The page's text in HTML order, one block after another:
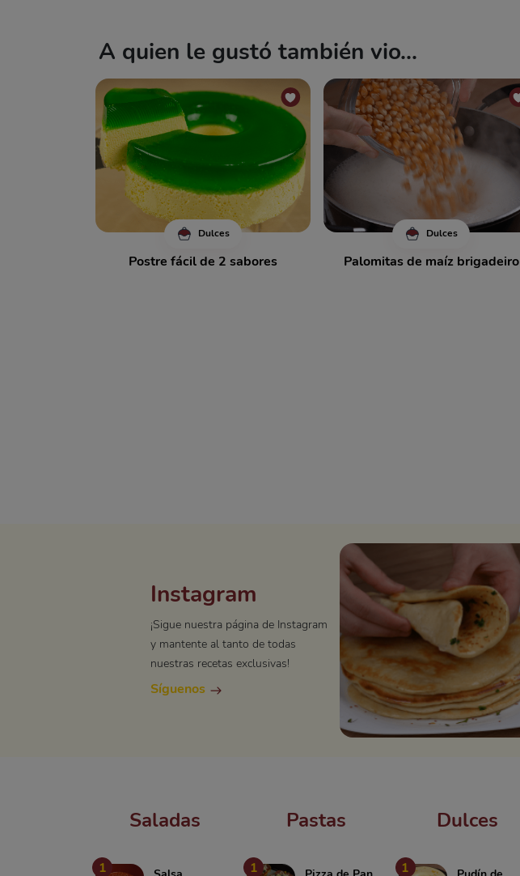
A quien le gustó también vio...
Dulces
Postre fácil de 2 sabores
Dulces
Palomitas de maíz brigadeiro
Instagram
¡Sigue nuestra página de Instagram
y mantente al tanto de todas
nuestras recetas exclusivas!
Síguenos
Saladas
1
Pastas
1
Dulces
1